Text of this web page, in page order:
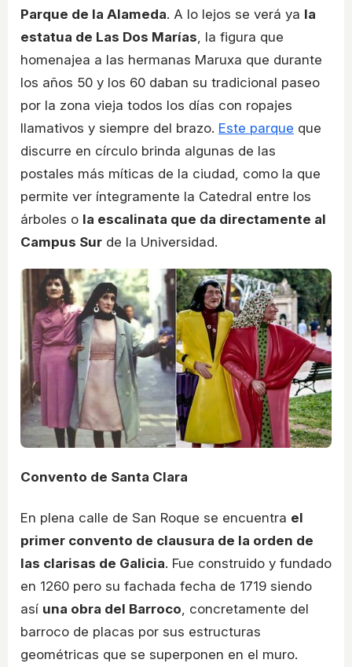
Parque de la Alameda. A lo lejos se verá ya la
estatua de Las Dos Marías , la figura que
homenajea a las hermanas Maruxa que durante
los años 50 y los 60 daban su tradicional paseo
por la zona vieja todos los días con ropajes
llamativos y siempre del brazo. Este parque que
discurre en círculo brinda algunas de las
postales más míticas de la ciudad, como la que
permite ver íntegramente la Catedral entre los
árboles o la escalinata que da directamente al
Campus Sur de la Universidad.
Convento de Santa Clara
En plena calle de San Roque se encuentra el
primer convento de clausura de la orden de
las clarisas de Galicia. Fue construido y fundado
en 1260 pero su fachada fecha de 1719 siendo
así una obra del Barroco , concretamente del
barroco de placas por sus estructuras
geométricas que se superponen en el muro.